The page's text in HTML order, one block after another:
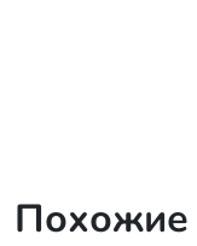
Похожие